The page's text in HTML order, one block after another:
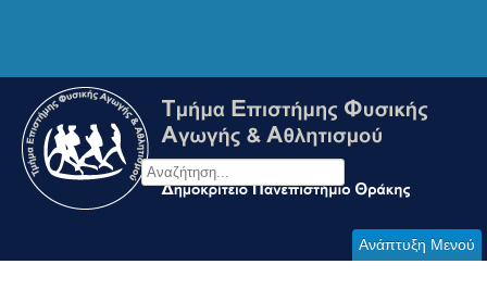
Ανάπτυξη Μενού